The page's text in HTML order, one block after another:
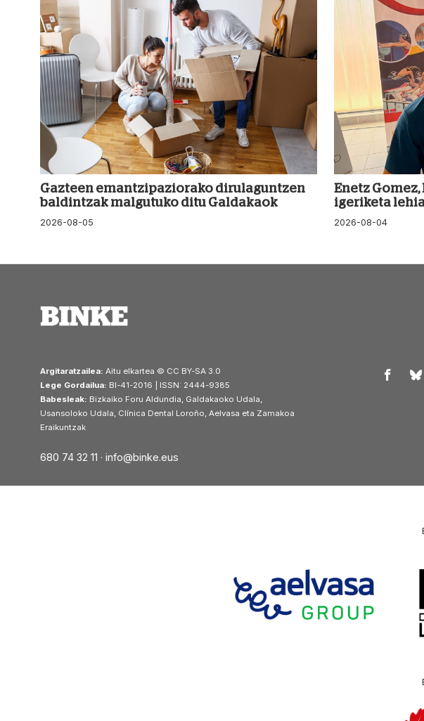
Gazteen emantzipaziorako dirulaguntzen
baldintzak malgutuko ditu Galdakaok
2026-08-05
Enetz
igeriketa
2026-08-04
Argitaratzailea: Aitu elkartea © CC BY-SA 3.0
Lege Gordailua: BI-41-2016 | ISSN: 2444-9385
Babesleak: Bizkaiko Foru Aldundia, Galdakaoko Udala,
Usansoloko Udala, Clínica Dental Loroño, Aelvasa eta Zamakoa
Eraikuntzak
680 74 32 11 · info@binke.eus